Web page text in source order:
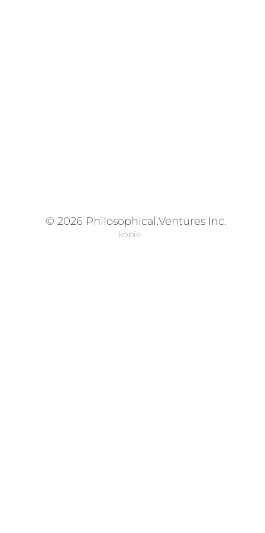
© 2026 Philosophical.Ventures Inc.
kopie